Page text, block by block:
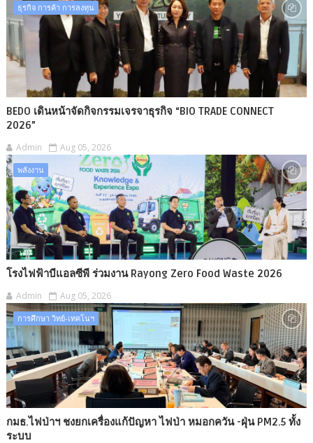
ธุรกิจ การค้า การลงทุน
BEDO เดินหน้าจัดกิจกรรมเจรจาธุรกิจ “BIO TRADE CONNECT
2026”
Admin Aug 05, 2026
พลังงาน
โรงไฟฟ้าบีแอลซีพี ร่วมงาน Rayong Zero Food Waste 2026
Admin Aug 05, 2026
การศึกษา วิทย์-เทคโนฯ
กมธ.ไฟป่าฯ ชงยกเครื่องแก้ปัญหา ไฟป่า หมอกควัน -​ฝุ่น PM2.5 ทั้ง
ระบบ